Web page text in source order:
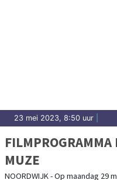
23 mei 2023, 8:50 uur
MUZE
NOORDWIJK - Op maandag 29